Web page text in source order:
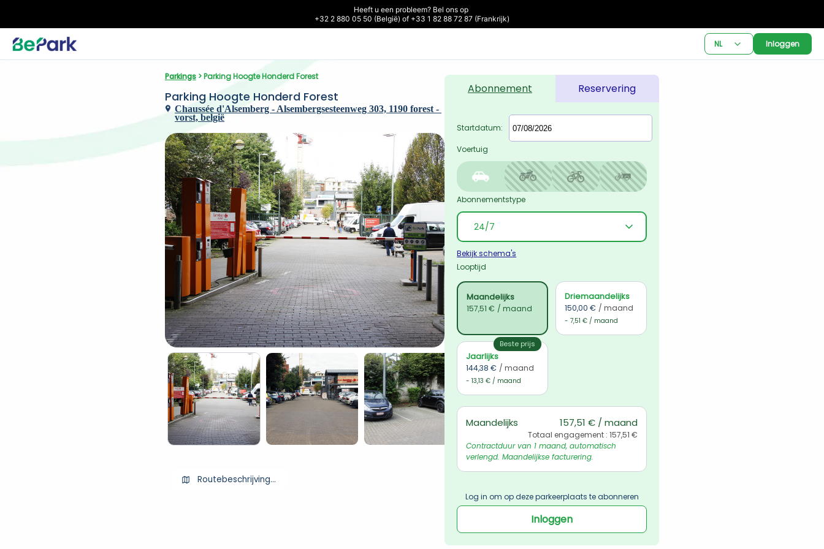
Heeft u een probleem? Bel ons op
+32 2 880 05 50 (België) of +33 1 82 88 72 87 (Frankrijk)
NL Inloggen
Parkings > Parking Hoogte Honderd Forest
Parking Hoogte Honderd Forest
Chaussée d'Alsemberg - Alsembergsesteenweg 303, 1190 forest -
vorst, belgië
Routebeschrijving ophalen
Abonnement Reservering
Startdatum:
Voertuig
Abonnementstype
Bekijk schema's
Looptijd
Maandelijks
157,51 € / maand
Driemaandelijks
150,00 € / maand
- 7,51 € / maand
Beste prijs
Jaarlijks
144,38 € / maand
- 13,13 € / maand
Maandelijks 157,51 € / maand
Totaal engagement : 157,51 €
Contractduur van 1 maand, automatisch
verlengd. Maandelijkse facturering.
Log in om op deze parkeerplaats te abonneren
Inloggen